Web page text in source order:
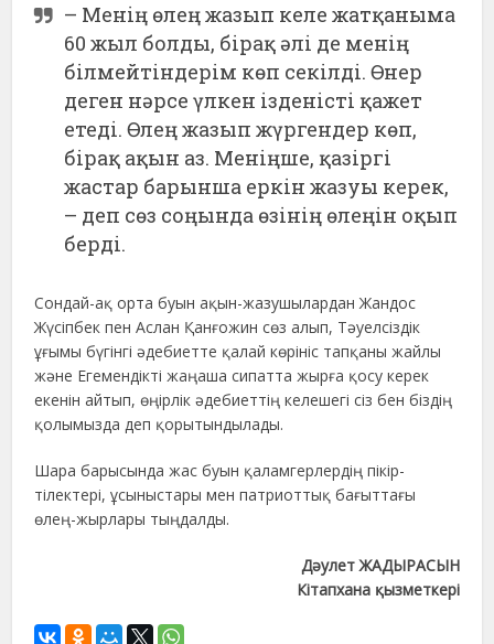
– Менің өлең жазып келе жатқаныма
60 жыл болды, бірақ әлі де менің
білмейтіндерім көп секілді. Өнер
деген нәрсе үлкен ізденісті қажет
етеді. Өлең жазып жүргендер көп,
бірақ ақын аз. Меніңше, қазіргі
жастар барынша еркін жазуы керек,
– деп сөз соңында өзінің өлеңін оқып
берді.
Сондай-ақ орта буын ақын-жазушылардан Жандос
Жүсіпбек пен Аслан Қанғожин сөз алып, Тәуелсіздік
ұғымы бүгінгі әдебиетте қалай көрініс тапқаны жайлы
және Егемендікті жаңаша сипатта жырға қосу керек
екенін айтып, өңірлік әдебиеттің келешегі сіз бен біздің
қолымызда деп қорытындылады.
Шара барысында жас буын қаламгерлердің пікір-
тілектері, ұсыныстары мен патриоттық бағыттағы
өлең-жырлары тыңдалды.
Дәулет ЖАДЫРАСЫН
Кітапхана қызметкері